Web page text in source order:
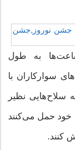
به طول
سوارکاران با
نظیر
خود حمل می‌کنند
کنند.